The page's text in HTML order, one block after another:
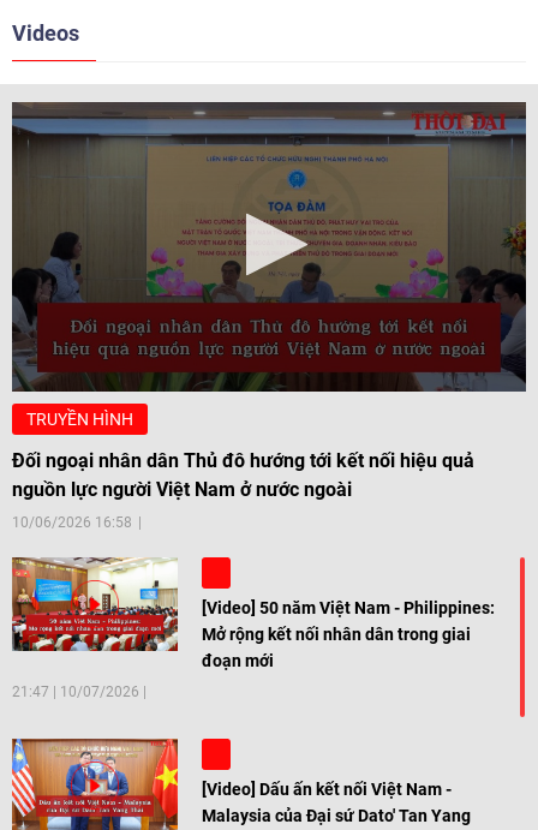
Videos
TRUYỀN HÌNH
Đối ngoại nhân dân Thủ đô hướng tới kết nối hiệu quả
nguồn lực người Việt Nam ở nước ngoài
10/06/2026 16:58
[Video] 50 năm Việt Nam - Philippines:
Mở rộng kết nối nhân dân trong giai
đoạn mới
21:47 10/07/2026
[Video] Dấu ấn kết nối Việt Nam -
Malaysia của Đại sứ Dato' Tan Yang